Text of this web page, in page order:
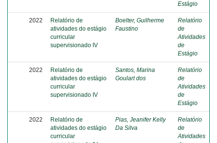
Estágio
2022
Relatório de
atividades do estágio
curricular
supervisionado IV
Boelter, Guilherme
Faustino
Relatório
de
Atividades
de
Estágio
2022
Relatório de
atividades do estágio
curricular
supervisionado IV
Santos, Marina
Goulart dos
Relatório
de
Atividades
de
Estágio
2022
Relatório de
atividades do estágio
curricular
Pias, Jeanifer Kelly
Da Silva
Relatório
de
Atividades